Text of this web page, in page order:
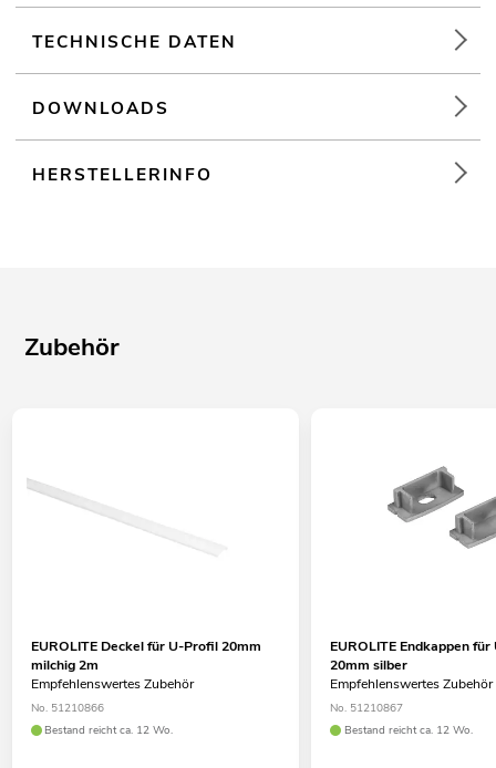
TECHNISCHE DATEN
DOWNLOADS
HERSTELLERINFO
Zubehör
EUROLITE Deckel für U-Profil 20mm
milchig 2m
Empfehlenswertes Zubehör
No. 51210866
Bestand reicht ca. 12 Wo.
EUROLITE Endkappen
20mm silber
Empfehlenswertes Zubehör
No. 51210867
Bestand reicht ca. 12 Wo.